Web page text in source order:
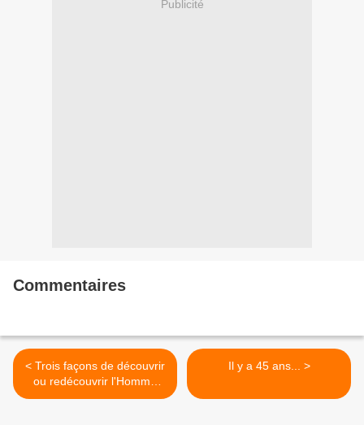
Publicité
Commentaires
< Trois façons de découvrir
ou redécouvrir l'Homme
Nouveau
Il y a 45 ans... >